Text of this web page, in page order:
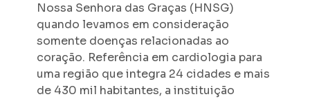
Nossa Senhora das Graças (HNSG)
quando levamos em consideração
somente doenças relacionadas ao
coração. Referência em cardiologia para
uma região que integra 24 cidades e mais
de 430 mil habitantes, a instituição